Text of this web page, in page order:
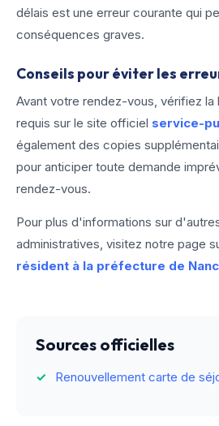
délais est une erreur courante qui
conséquences graves.
Conseils pour éviter les
Avant votre rendez-vous, vérifiez
requis sur le site officiel service-
également des copies
pour anticiper toute demande
rendez-vous.
Pour plus d'informations sur
administratives, visitez notre page
résident à la préfecture de
Sources officielles
Renouvellement carte de